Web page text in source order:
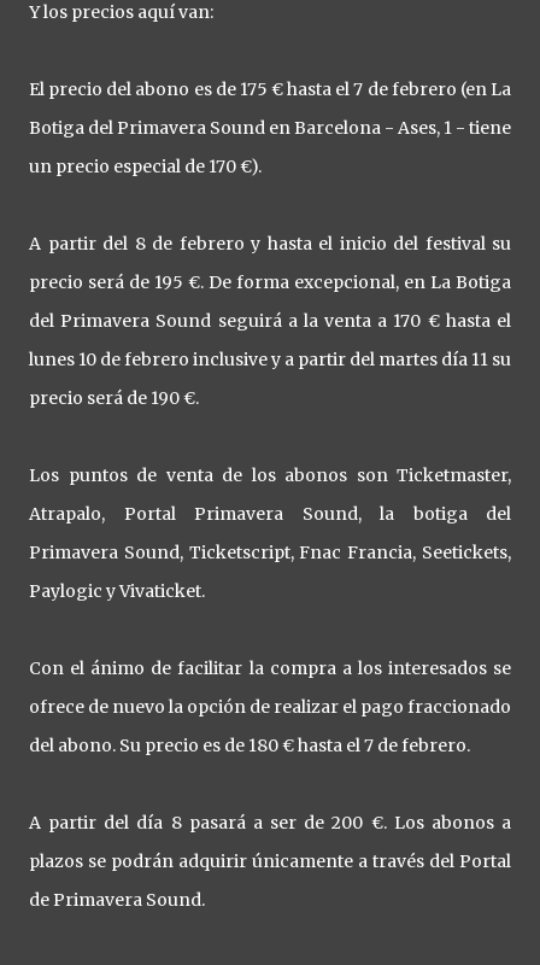
Y los precios aquí van:
El precio del abono es de 175 € hasta el 7 de febrero (en La
Botiga del Primavera Sound en Barcelona - Ases, 1 - tiene
un precio especial de 170 €).
A partir del 8 de febrero y hasta el inicio del festival su
precio será de 195 €. De forma excepcional, en La Botiga
del Primavera Sound seguirá a la venta a 170 € hasta el
lunes 10 de febrero inclusive y a partir del martes día 11 su
precio será de 190 €.
Los puntos de venta de los abonos son Ticketmaster,
Atrapalo, Portal Primavera Sound, la botiga del
Primavera Sound, Ticketscript, Fnac Francia, Seetickets,
Paylogic y Vivaticket.
Con el ánimo de facilitar la compra a los interesados se
ofrece de nuevo la opción de realizar el pago fraccionado
del abono. Su precio es de 180 € hasta el 7 de febrero.
A partir del día 8 pasará a ser de 200 €. Los abonos a
plazos se podrán adquirir únicamente a través del Portal
de Primavera Sound.